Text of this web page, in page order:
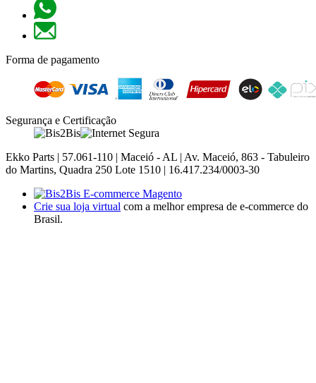
Forma de pagamento
Segurança e Certificação
Ekko Parts | 57.061-110 | Maceió - AL | Av. Maceió, 863 - Tabuleiro
do Martins, Quadra 250 Lote 1510 | 16.417.234/0003-30
Crie sua loja virtual com a melhor empresa de e-commerce do
Brasil.